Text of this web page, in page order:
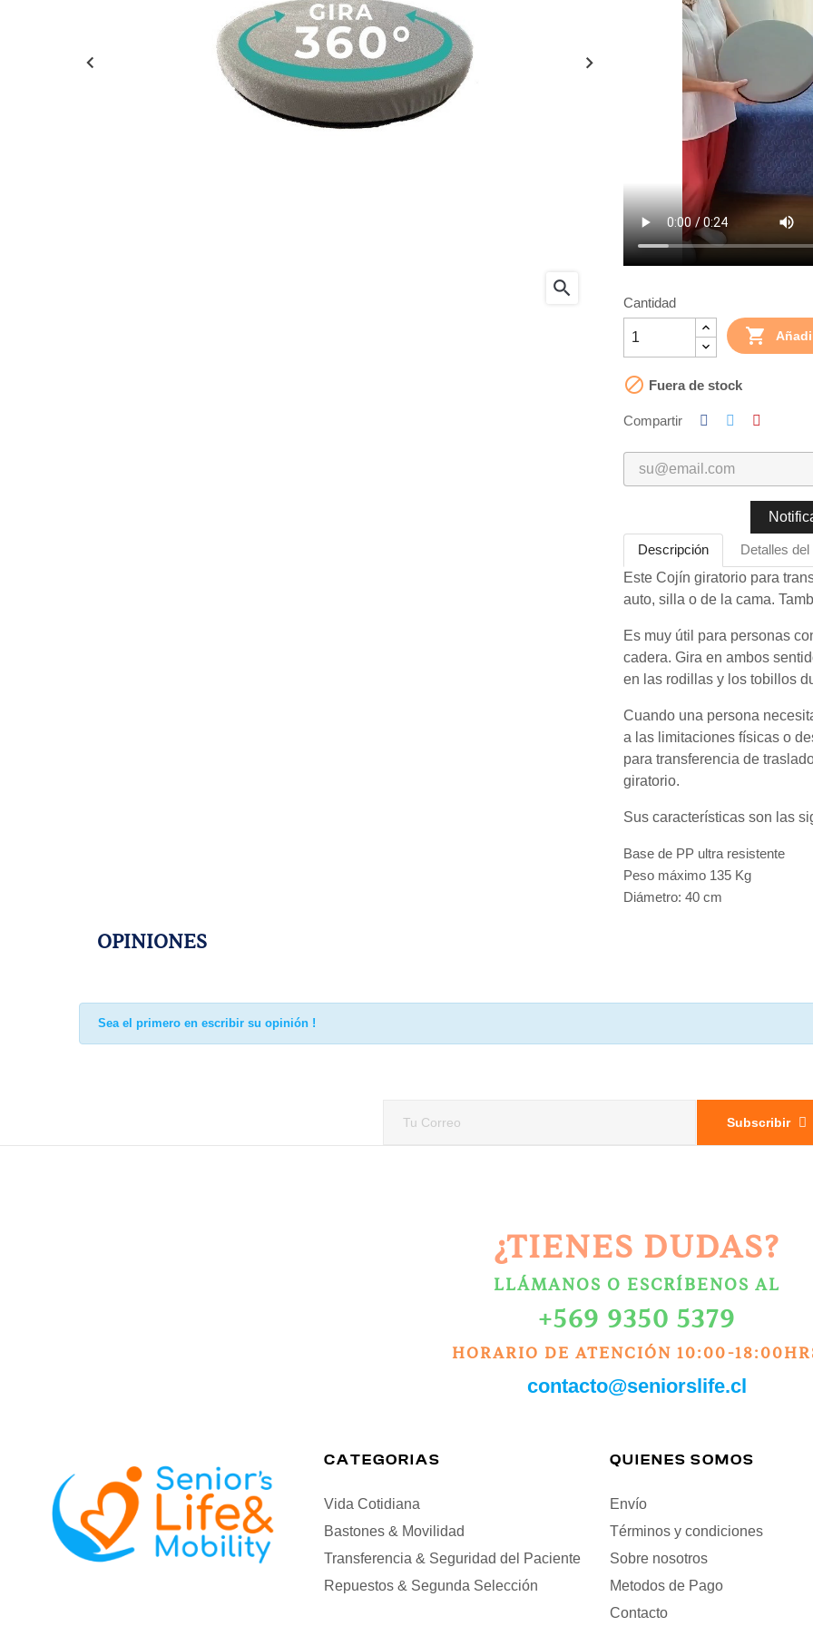
search
Cantidad

 Fuera de stock
Compartir
Descripción
Detalles
Este Cojín giratorio para
auto, silla o de la cama.
Es muy útil para personas
cadera. Gira en ambos
en las rodillas y los tobillos
Cuando una persona
a las limitaciones físicas o
para transferencia de
giratorio.
Sus características son las
Base de PP ultra resistente
Peso máximo 135 Kg
Diámetro: 40 cm
OPINIONES
Sea el primero en escribir su opinión !
Subscribir
¿TIENES DUDAS?
LLÁMANOS O ESCRÍBENOS AL
+569 9350 5379
HORARIO DE ATENCIÓN 10:00-
contacto@seniorslife.cl
CATEGORIAS
Vida Cotidiana
Bastones & Movilidad
Transferencia & Seguridad del Paciente
Repuestos & Segunda Selección
QUIENES SOMOS
Envío
Términos y condiciones
Sobre nosotros
Metodos de Pago
Contacto